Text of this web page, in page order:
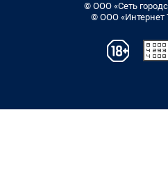
© ООО «Сеть
© ООО «Интернет